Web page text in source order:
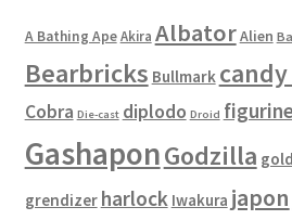
A Bathing Ape Akira AlbatorAlien
Bearbricks Bullmark
Cobra Die-cast diplodo Droid
GashaponGodzilla
grendizer harlock Iwakura japon